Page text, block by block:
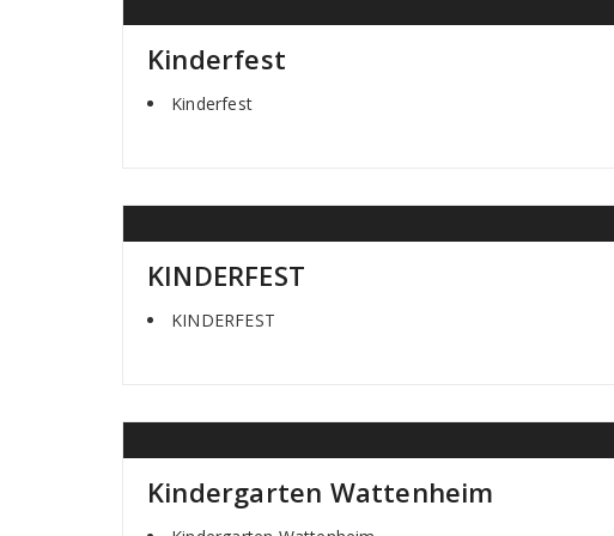
Kinderfest
Kinderfest
KINDERFEST
KINDERFEST
Kindergarten Wattenheim